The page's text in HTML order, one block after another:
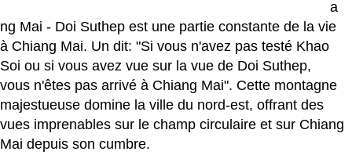
a
ng Mai - Doi Suthep est une partie constante de la vie
à Chiang Mai. Un dit: "Si vous n'avez pas testé Khao
Soi ou si vous avez vue sur la vue de Doi Suthep,
vous n'êtes pas arrivé à Chiang Mai". Cette montagne
majestueuse domine la ville du nord-est, offrant des
vues imprenables sur le champ circulaire et sur Chiang
Mai depuis son cumbre.